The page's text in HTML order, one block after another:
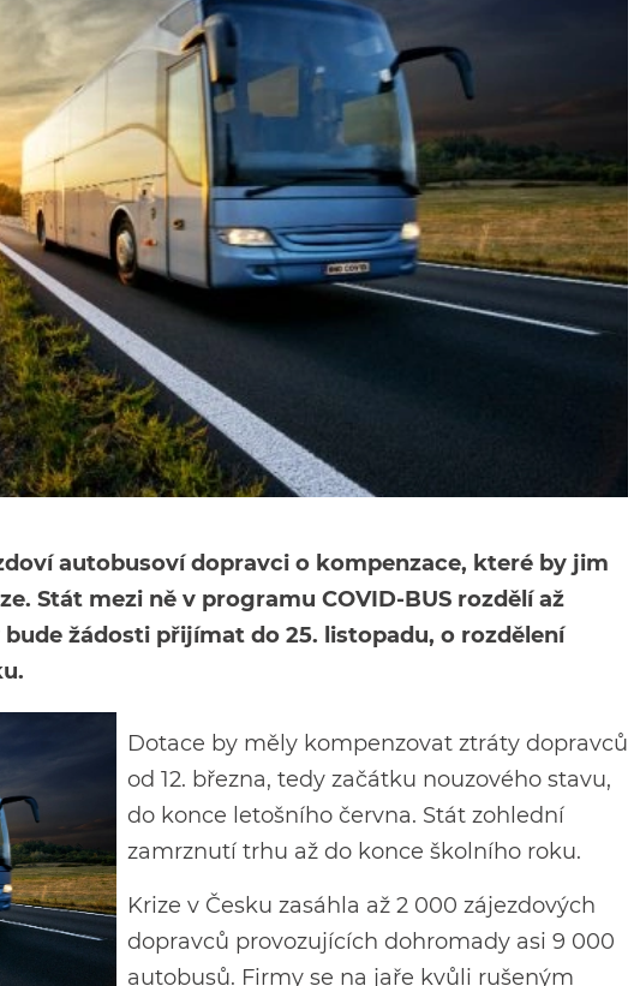
autobusoví dopravci o kompenzace, které by jim
Stát mezi ně v programu COVID-BUS rozdělí až
žádosti přijímat do 25. listopadu, o rozdělení
Dotace by měly kompenzovat ztráty dopravců
od 12. března, tedy začátku nouzového stavu,
do konce letošního června. Stát zohlední
zamrznutí trhu až do konce školního roku.
Krize v Česku zasáhla až 2 000 zájezdových
dopravců provozujících dohromady asi 9 000
autobusů. Firmy se na jaře kvůli rušeným